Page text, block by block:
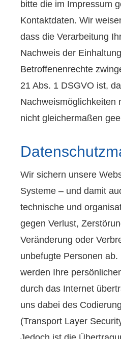
bitte die im Impressum
Kontaktdaten. Wir
dass die Verarbeitung
Nachweis der
Betroffenenrechte
21 Abs. 1 DSGVO ist,
Nachweismöglichkeiten
nicht gleichermaßen
Wir sichern unsere
Systeme – und damit
technische und
gegen Verlust,
Veränderung oder
unbefugte Per­sonen
werden Ihre
durch das Internet
uns dabei des
(Transport Layer